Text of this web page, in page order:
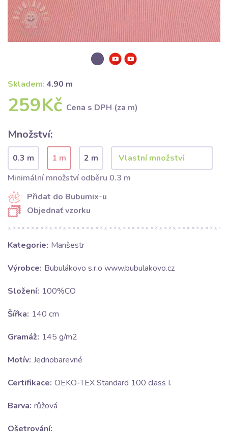
Skladem: 4.90 m
259Kč Cena s DPH (za m)
Množství:
0.3 m 1 m
2 m
Minimální množství odběru 0.3 m
Přidat do Bubumix-u
Objednať vzorku
Kategorie: Manšestr
Výrobce: Bubulákovo s.r.o www.bubulakovo.cz
Složení: 100%CO
Šířka: 140 cm
Gramáž: 145 g/m2
Motív: Jednobarevné
Certifikace: OEKO-TEX Standard 100 class I.
Barva: růžová
Ošetrování: